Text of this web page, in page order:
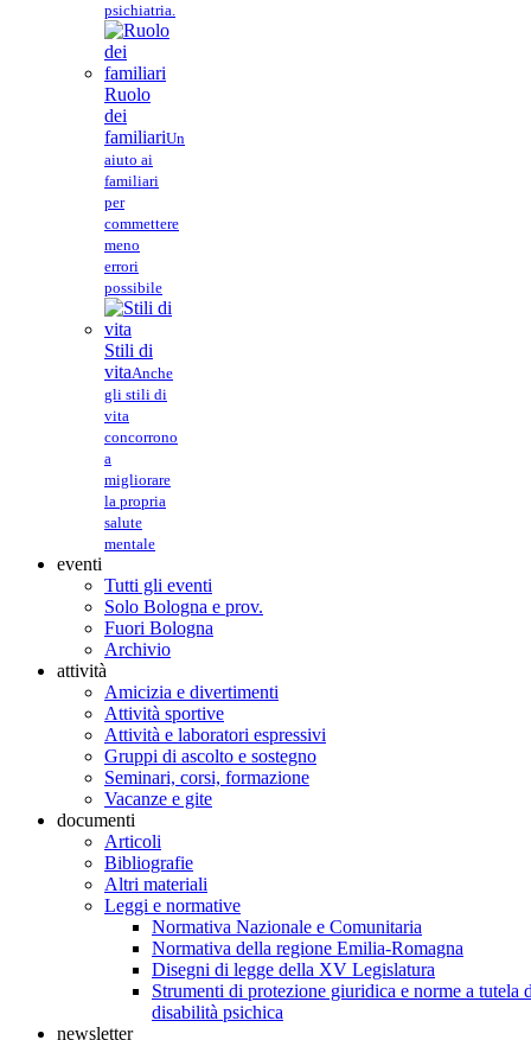
psichiatria.
Ruolo
dei
familiariUn
aiuto ai
familiari
per
commettere
meno
errori
possibile
Stili di
vitaAnche
gli stili di
vita
concorrono
a
migliorare
la propria
salute
mentale
eventi
Tutti gli eventi
Solo Bologna e prov.
Fuori Bologna
Archivio
attività
Amicizia e divertimenti
Attività sportive
Attività e laboratori espressivi
Gruppi di ascolto e sostegno
Seminari, corsi, formazione
Vacanze e gite
documenti
Articoli
Bibliografie
Altri materiali
Leggi e normative
Normativa Nazionale e Comunitaria
Normativa della regione Emilia-Romagna
Disegni di legge della XV Legislatura
Strumenti di protezione giuridica e norme a tutela
disabilità psichica
newsletter